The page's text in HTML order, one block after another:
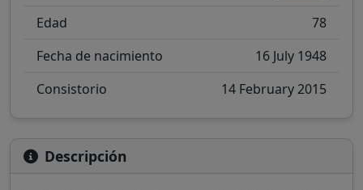
Edad
78
Fecha de nacimiento
16 July 1948
Consistorio
14 February 2015
Descripción